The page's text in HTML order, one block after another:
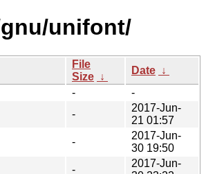
unifont/
File
Size ↓
Date ↓
-
-
-
2017-Jun-
21 01:57
-
2017-Jun-
30 19:50
-
2017-Jun-